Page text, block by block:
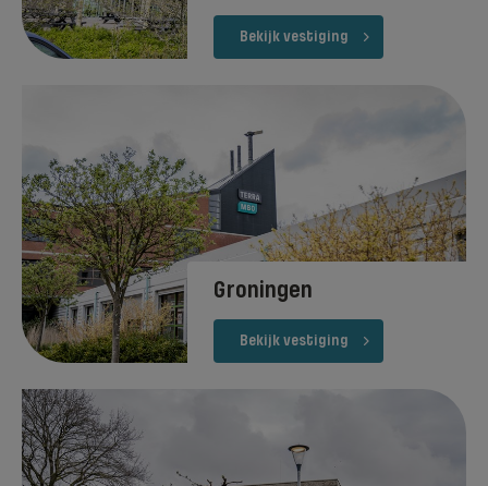
Bekijk vestiging
Groningen
Bekijk vestiging